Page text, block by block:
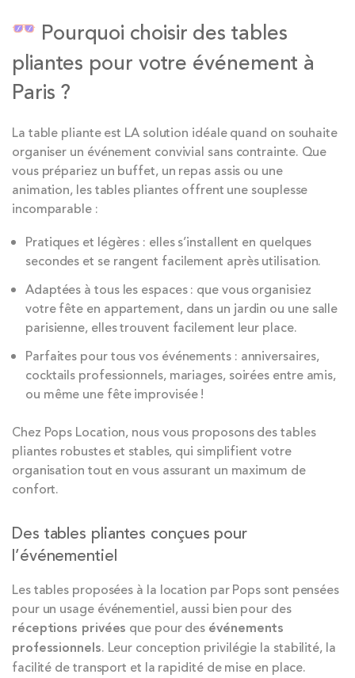
Pourquoi choisir des tables
pliantes pour votre événement à
Paris ?
La table pliante est LA solution idéale quand on souhaite
organiser un événement convivial sans contrainte. Que
vous prépariez un buffet, un repas assis ou une
animation, les tables pliantes offrent une souplesse
incomparable :
Pratiques et légères : elles s’installent en quelques
secondes et se rangent facilement après utilisation.
Adaptées à tous les espaces : que vous organisiez
votre fête en appartement, dans un jardin ou une salle
parisienne, elles trouvent facilement leur place.
Parfaites pour tous vos événements : anniversaires,
cocktails professionnels, mariages, soirées entre amis,
ou même une fête improvisée !
Chez Pops Location, nous vous proposons des tables
pliantes robustes et stables, qui simplifient votre
organisation tout en vous assurant un maximum de
confort.
Des tables pliantes conçues pour
l’événementiel
Les tables proposées à la location par Pops sont pensées
pour un usage événementiel, aussi bien pour des
réceptions privées que pour des événements
professionnels. Leur conception privilégie la stabilité, la
facilité de transport et la rapidité de mise en place.